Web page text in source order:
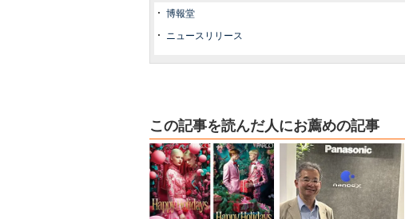
博報堂
ニュースリリース
この記事を読んだ人にお薦めの記事